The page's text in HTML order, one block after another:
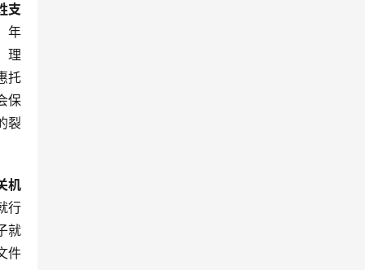
支
年
理
托
保
裂
机
行
就
件